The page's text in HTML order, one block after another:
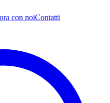
con noiContatti